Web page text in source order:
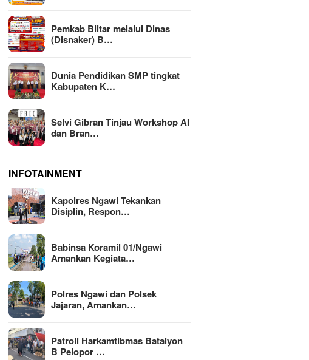
Pemkab Blitar melalui Dinas
(Disnaker) B…
Dunia Pendidikan SMP tingkat
Kabupaten K…
Selvi Gibran Tinjau Workshop AI
dan Bran…
INFOTAINMENT
Kapolres Ngawi Tekankan
Disiplin, Respon…
Babinsa Koramil 01/Ngawi
Amankan Kegiata…
Polres Ngawi dan Polsek
Jajaran, Amankan…
Patroli Harkamtibmas Batalyon
B Pelopor …